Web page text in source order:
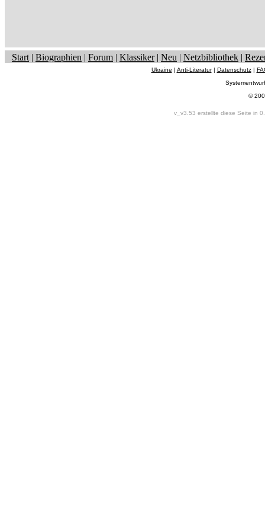
Start | Biographien | Forum | Klassiker| Neu | Netzbibliothek |
Ukraine | Anti-Literatur| Datenschutz|
©
v_v3.53 erstellte diese Seite in